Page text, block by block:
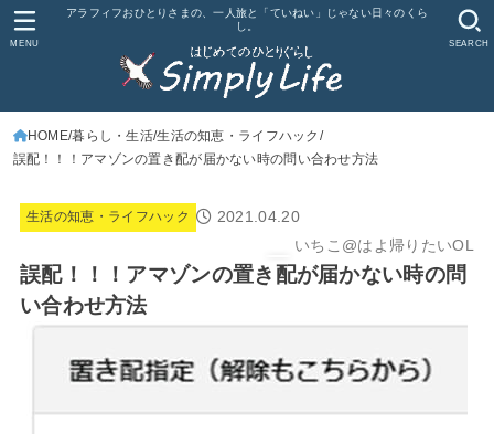
アラフィフおひとりさまの、一人旅と「ていねい」じゃない日々のくら
し。
SEARCH
MENU
HOME 暮らし・生活 生活の知恵・ライフハック
誤配！！！アマゾンの置き配が届かない時の問い合わせ方法
生活の知恵・ライフハック
2021.04.20
いちこ@はよ帰りたいOL
誤配！！！アマゾンの置き配が届かない時の問
い合わせ方法